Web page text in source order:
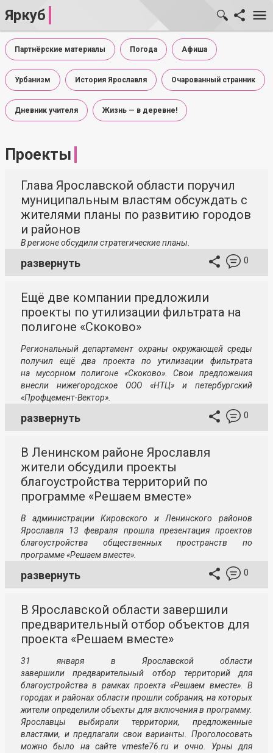
Яркуб
Партнёрские материалы Погода Афиша
Урбанизм История Ярославля Очарованный странник
Дневник учителя Жизнь — в деревне!
Проекты
Глава Ярославской области поручил
муниципальным властям обсуждать с
жителями планы по развитию городов
и районов
В регионе обсудили стратегические планы.
развернуть 0
Ещё две компании предложили
проекты по утилизации фильтрата на
полигоне «Скоково»
Региональный департамент охраны окружающей среды
получил ещё два проекта по утилизации фильтрата
на мусорном полигоне «Скоково». Свои предложения
внесли нижегородское ООО «НТЦ» и петербургский
«Профцемент-Вектор».
развернуть 0
В Ленинском районе Ярославля
жители обсудили проекты
благоустройства территорий по
программе «Решаем вместе»
В администрации Кировского и Ленинского районов
Ярославля 13 февраля прошла презентация проектов
благоустройства общественных пространств по
программе «Решаем вместе».
развернуть 0
В Ярославской области завершили
предварительный отбор объектов для
проекта «Решаем вместе»
31 января в Ярославской области
завершили предварительный отбор территорий для
благоустройства в рамках проекта «Решаем вместе». В
городах и районах области прошли собрания, на которых
жители определили объекты для включения в программу.
Ярославцы выбирали территории, предложенные
властями, и предлагали свои варианты. Проголосовать
можно было на сайте vmeste76.ru и очно. Урны для